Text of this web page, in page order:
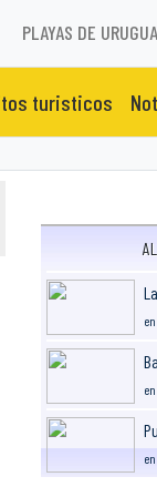
PLAYAS DE
turisticos